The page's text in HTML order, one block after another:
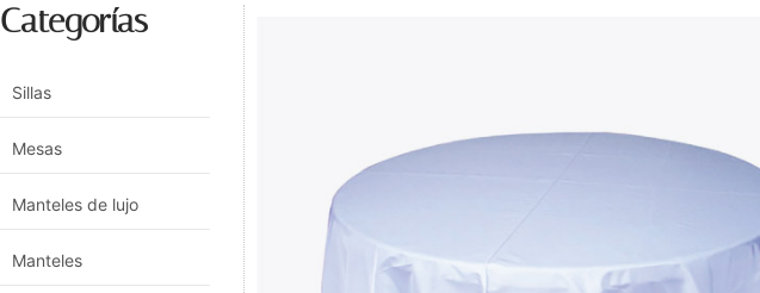
Categorías
Sillas
Mesas
Manteles de lujo
Manteles